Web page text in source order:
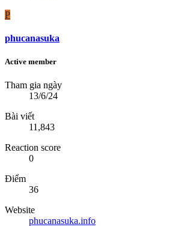
P
phucanasuka
Active member
Tham gia ngày
13/6/24
Bài viết
11,843
Reaction score
0
Điểm
36
Website
phucanasuka.info